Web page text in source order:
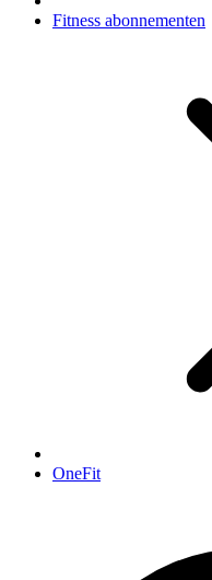
Fitness abonnementen
OneFit